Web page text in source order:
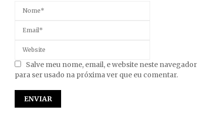
Salve meu nome, email, e website neste navegador
para ser usado na próxima ver que eu comentar.